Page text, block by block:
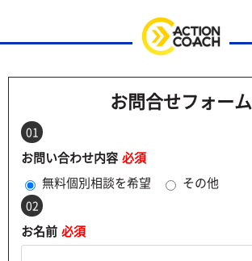
お問合せフォーム
01
お問い合わせ内容 必須
無料個別相談を希望 その他
02
お名前 必須